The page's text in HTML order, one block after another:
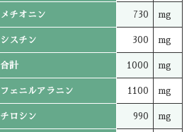
メチオニン 730 mg
シスチン 300 mg
合計 1000 mg
フェニルアラニン 1100 mg
チロシン 990 mg